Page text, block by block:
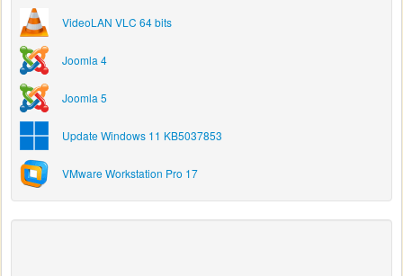
VideoLAN VLC 64 bits
Joomla 4
Joomla 5
Update Windows 11 KB5037853
VMware Workstation Pro 17